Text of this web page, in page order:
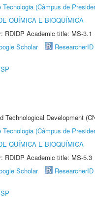
(Câmpus de
QUÍMICA E BIOQUÍMICA
RDIDP Academic title: MS-3.1
Scholar ResearcherID
Technological Development
(Câmpus de
QUÍMICA E BIOQUÍMICA
RDIDP Academic title: MS-5.3
Scholar ResearcherID